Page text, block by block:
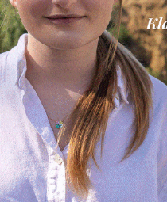
S-Passo al Museo, anche
in Valdarno i musei
aprono le porte ai
ragazzi per i campi di
settembre